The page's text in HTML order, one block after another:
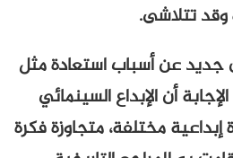
وقد تتلاشى.
جديد عن أسباب استعادة مثل
أن الإبداع السينمائي
إبداعية مختلفة، متجاوزة فكرة